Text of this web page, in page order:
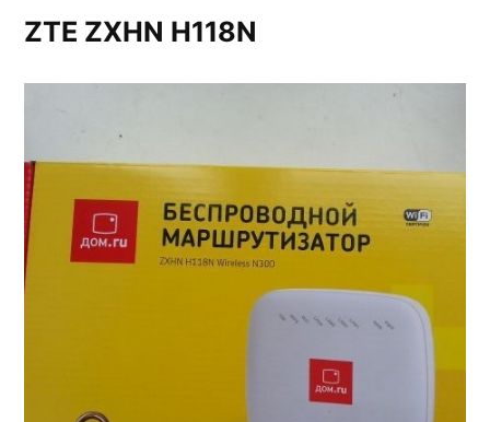
ZTE ZXHN H118N